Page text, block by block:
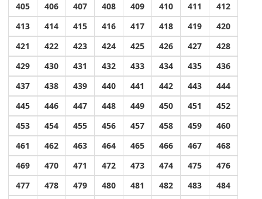
405
406 407 408 409 410 411
412
413
414 415 416 417 418 419
420
421
422 423 424 425 426 427
428
429
430 431 432 433 434 435
436
437
438 439 440 441 442 443
444
445
446 447 448 449 450 451
452
453
454 455 456 457 458 459
460
461
462 463 464 465 466 467
468
469
470 471 472 473 474 475
476
477
478 479 480 481 482 483
484